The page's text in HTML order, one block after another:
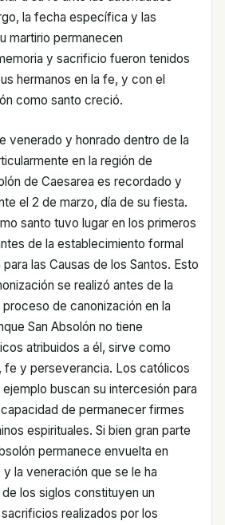
la fecha específica y las
martirio permanecen
y sacrificio fueron tenidos
hermanos en la fe, y con el
como santo creció.
venerado y honrado dentro de la
en la región de
de Caesarea es recordado y
el 2 de marzo, día de su fiesta.
santo tuvo lugar en los primeros
de la establecimiento formal
las Causas de los Santos. Esto
se realizó antes de la
de canonización en la
San Absolón no tiene
atribuidos a él, sirve como
fe y perseverancia. Los católicos
buscan su intercesión para
de permanecer firmes
espirituales. Si bien gran parte
permanece envuelta en
la veneración que se le ha
los siglos constituyen un
realizados por los